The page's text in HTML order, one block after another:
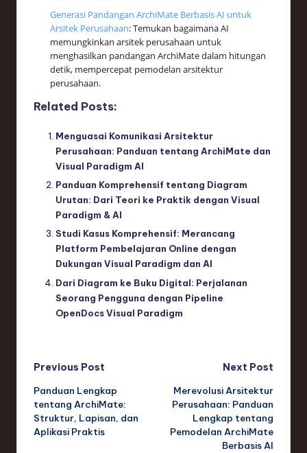
Generasi Pandangan ArchiMate Berbasis AI untuk
Arsitek Perusahaan: Temukan bagaimana AI
memungkinkan arsitek perusahaan untuk
menghasilkan pandangan ArchiMate dalam hitungan
detik, mempercepat pemodelan arsitektur
perusahaan.
Related Posts:
Menguasai Komunikasi Arsitektur
Perusahaan: Panduan tentang ArchiMate dan
Visual Paradigm AI
Panduan Komprehensif tentang Diagram
Urutan: Dari Teori ke Praktik dengan Visual
Paradigm & AI
Studi Kasus Komprehensif: Merancang
Platform Pembelajaran Online dengan
Dukungan Visual Paradigm dan AI
Dari Diagram ke Buku Digital: Perjalanan
Seorang Pengguna dengan Pipeline
OpenDocs Visual Paradigm
Post
navigation
Previous Post
Panduan Lengkap
tentang ArchiMate:
Struktur, Lapisan, dan
Aplikasi Praktis
Next Post
Merevolusi Arsitektur
Perusahaan: Panduan
Lengkap tentang
Pemodelan ArchiMate
Berbasis AI